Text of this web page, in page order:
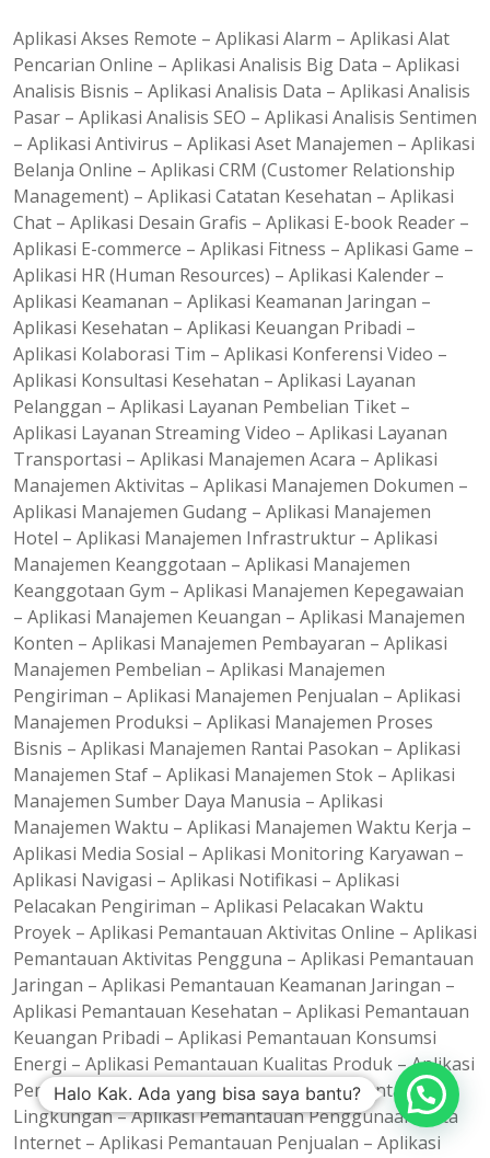
Aplikasi Akses Remote – Aplikasi Alarm – Aplikasi Alat
Pencarian Online – Aplikasi Analisis Big Data – Aplikasi
Analisis Bisnis – Aplikasi Analisis Data – Aplikasi Analisis
Pasar – Aplikasi Analisis SEO – Aplikasi Analisis Sentimen
– Aplikasi Antivirus – Aplikasi Aset Manajemen – Aplikasi
Belanja Online – Aplikasi CRM (Customer Relationship
Management) – Aplikasi Catatan Kesehatan – Aplikasi
Chat – Aplikasi Desain Grafis – Aplikasi E-book Reader –
Aplikasi E-commerce – Aplikasi Fitness – Aplikasi Game –
Aplikasi HR (Human Resources) – Aplikasi Kalender –
Aplikasi Keamanan – Aplikasi Keamanan Jaringan –
Aplikasi Kesehatan – Aplikasi Keuangan Pribadi –
Aplikasi Kolaborasi Tim – Aplikasi Konferensi Video –
Aplikasi Konsultasi Kesehatan – Aplikasi Layanan
Pelanggan – Aplikasi Layanan Pembelian Tiket –
Aplikasi Layanan Streaming Video – Aplikasi Layanan
Transportasi – Aplikasi Manajemen Acara – Aplikasi
Manajemen Aktivitas – Aplikasi Manajemen Dokumen –
Aplikasi Manajemen Gudang – Aplikasi Manajemen
Hotel – Aplikasi Manajemen Infrastruktur – Aplikasi
Manajemen Keanggotaan – Aplikasi Manajemen
Keanggotaan Gym – Aplikasi Manajemen Kepegawaian
– Aplikasi Manajemen Keuangan – Aplikasi Manajemen
Konten – Aplikasi Manajemen Pembayaran – Aplikasi
Manajemen Pembelian – Aplikasi Manajemen
Pengiriman – Aplikasi Manajemen Penjualan – Aplikasi
Manajemen Produksi – Aplikasi Manajemen Proses
Bisnis – Aplikasi Manajemen Rantai Pasokan – Aplikasi
Manajemen Staf – Aplikasi Manajemen Stok – Aplikasi
Manajemen Sumber Daya Manusia – Aplikasi
Manajemen Waktu – Aplikasi Manajemen Waktu Kerja –
Aplikasi Media Sosial – Aplikasi Monitoring Karyawan –
Aplikasi Navigasi – Aplikasi Notifikasi – Aplikasi
Pelacakan Pengiriman – Aplikasi Pelacakan Waktu
Proyek – Aplikasi Pemantauan Aktivitas Online – Aplikasi
Pemantauan Aktivitas Pengguna – Aplikasi Pemantauan
Jaringan – Aplikasi Pemantauan Keamanan Jaringan –
Aplikasi Pemantauan Kesehatan – Aplikasi Pemantauan
Keuangan Pribadi – Aplikasi Pemantauan Konsumsi
Energi – Aplikasi Pemantauan Kualitas Produk – Aplikasi
Pemantauan Kualitas Udara – Aplikasi Pemantauan
Lingkungan – Aplikasi Pemantauan Penggunaan Data
Internet – Aplikasi Pemantauan Penjualan – Aplikasi
Halo Kak. Ada yang bisa saya bantu?